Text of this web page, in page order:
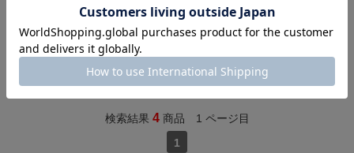
立つ
4,680
SoftBank 京セラ DIGN
検索結果 4商品 1 ページ目
1